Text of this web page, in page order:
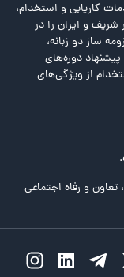
کاریابی و استخدام،
شریف و ایران را در
ساز دو زبانه،
دوره‌های
از ویژگی‌های
تعاون و رفاه اجتماعی